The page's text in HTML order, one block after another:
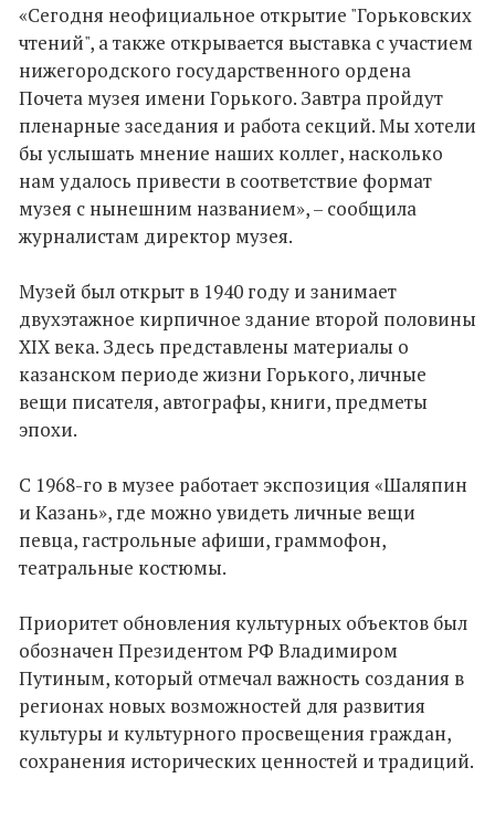
«Сегодня неофициальное открытие "Горьковских
чтений", а также открывается выставка с участием
нижегородского государственного ордена
Почета музея имени Горького. Завтра пройдут
пленарные заседания и работа секций. Мы хотели
бы услышать мнение наших коллег, насколько
нам удалось привести в соответствие формат
музея с нынешним названием», – сообщила
журналистам директор музея.
Музей был открыт в 1940 году и занимает
двухэтажное кирпичное здание второй половины
XIX века. Здесь представлены материалы о
казанском периоде жизни Горького, личные
вещи писателя, автографы, книги, предметы
эпохи.
С 1968-го в музее работает экспозиция «Шаляпин
и Казань», где можно увидеть личные вещи
певца, гастрольные афиши, граммофон,
театральные костюмы.
Приоритет обновления культурных объектов был
обозначен Президентом РФ Владимиром
Путиным, который отмечал важность создания в
регионах новых возможностей для развития
культуры и культурного просвещения граждан,
сохранения исторических ценностей и традиций.